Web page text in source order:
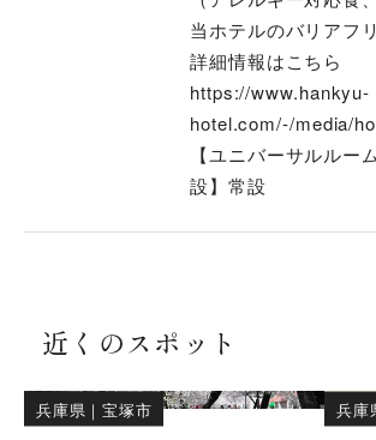
当ホテルのバリアフ
詳細情報はこちら
https://www.hankyu-
hotel.com/-/media/
【ユニバーサルルー
設】常設
近くのスポット
兵庫県 ｜宝塚市
兵庫